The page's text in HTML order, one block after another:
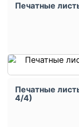
Печатные
Печатные
4/4)